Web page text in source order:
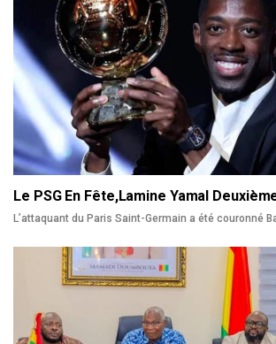
Le PSG En Fête,Lamine Yamal
L’attaquant du Paris Saint-Germain a été couronné